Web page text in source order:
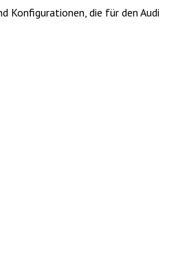
Konfigurationen, die für den Audi